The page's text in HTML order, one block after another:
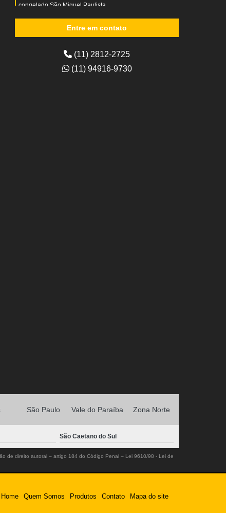
congelado São Miguel Paulista
pão de queijo caseiro congelado Ribeirão Pires
Entre em contato
(11) 2812-2725
(11) 94916-9730
São Paulo Vale do Paraíba Zona Norte
São Caetano do Sul
de direito autoral – artigo 184 do Código Penal – Lei 9610/98 - Lei de
Home Quem Somos Produtos Contato Mapa do site